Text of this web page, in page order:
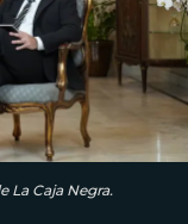
La Caja Negra.